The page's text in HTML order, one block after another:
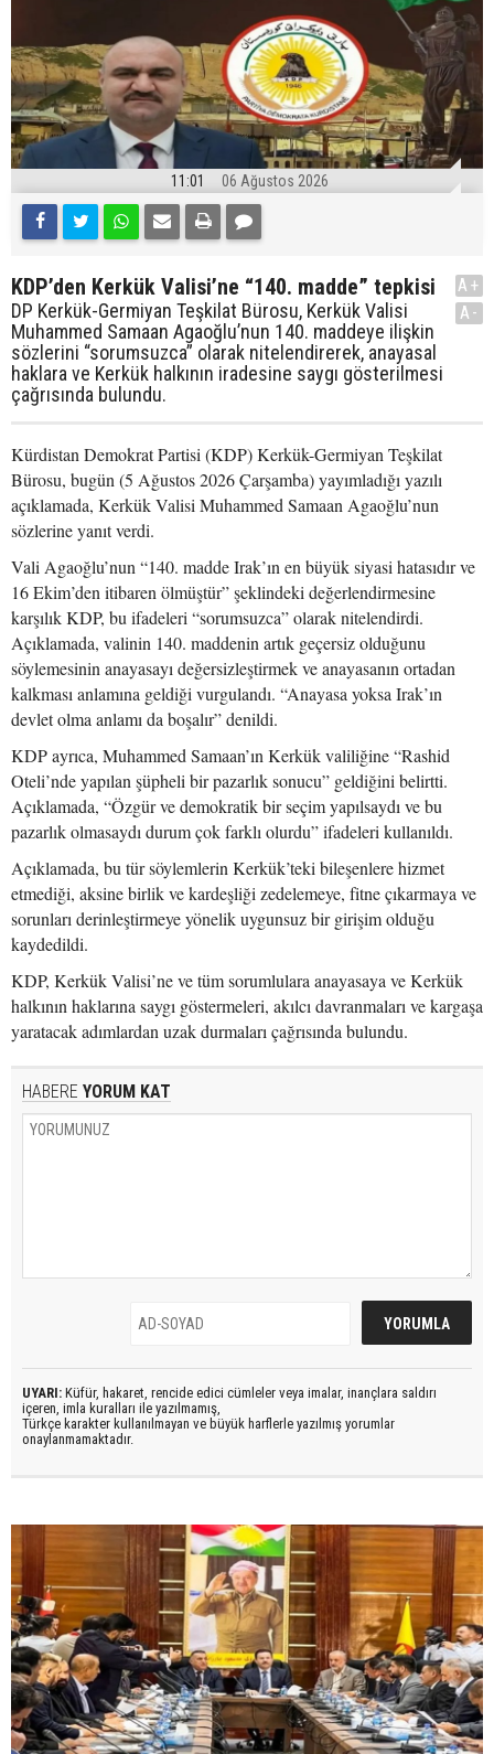
11:01 06 Ağustos 2026
KDP’den Kerkük Valisi’ne “140. madde” tepkisi
DP Kerkük-Germiyan Teşkilat Bürosu, Kerkük Valisi
Muhammed Samaan Agaoğlu’nun 140. maddeye ilişkin
sözlerini “sorumsuzca” olarak nitelendirerek, anayasal
haklara ve Kerkük halkının iradesine saygı gösterilmesi
çağrısında bulundu.
A+
A-
Kürdistan Demokrat Partisi (KDP) Kerkük-Germiyan Teşkilat
Bürosu, bugün (5 Ağustos 2026 Çarşamba) yayımladığı yazılı
açıklamada, Kerkük Valisi Muhammed Samaan Agaoğlu’nun
sözlerine yanıt verdi.
Vali Agaoğlu’nun “140. madde Irak’ın en büyük siyasi hatasıdır ve
16 Ekim’den itibaren ölmüştür” şeklindeki değerlendirmesine
karşılık KDP, bu ifadeleri “sorumsuzca” olarak nitelendirdi.
Açıklamada, valinin 140. maddenin artık geçersiz olduğunu
söylemesinin anayasayı değersizleştirmek ve anayasanın ortadan
kalkması anlamına geldiği vurgulandı. “Anayasa yoksa Irak’ın
devlet olma anlamı da boşalır” denildi.
KDP ayrıca, Muhammed Samaan’ın Kerkük valiliğine “Rashid
Oteli’nde yapılan şüpheli bir pazarlık sonucu” geldiğini belirtti.
Açıklamada, “Özgür ve demokratik bir seçim yapılsaydı ve bu
pazarlık olmasaydı durum çok farklı olurdu” ifadeleri kullanıldı.
Açıklamada, bu tür söylemlerin Kerkük’teki bileşenlere hizmet
etmediği, aksine birlik ve kardeşliği zedelemeye, fitne çıkarmaya ve
sorunları derinleştirmeye yönelik uygunsuz bir girişim olduğu
kaydedildi.
KDP, Kerkük Valisi’ne ve tüm sorumlulara anayasaya ve Kerkük
halkının haklarına saygı göstermeleri, akılcı davranmaları ve kargaşa
yaratacak adımlardan uzak durmaları çağrısında bulundu.
HABERE YORUM KAT
UYARI: Küfür, hakaret, rencide edici cümleler veya imalar, inançlara saldırı
içeren, imla kuralları ile yazılmamış,
Türkçe karakter kullanılmayan ve büyük harflerle yazılmış yorumlar
onaylanmamaktadır.